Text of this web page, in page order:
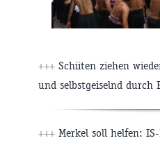
+++ Schiiten ziehen
und selbstgeiselnd durch
+++ Merkel soll helfen: